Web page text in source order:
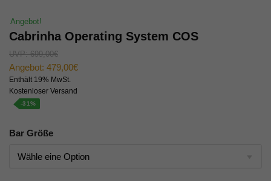
Angebot!
Cabrinha Operating System COS
UVP:699,00€
Angebot: 479,00€
Enthält 19% MwSt.
Kostenloser Versand
-31%
Bar Größe